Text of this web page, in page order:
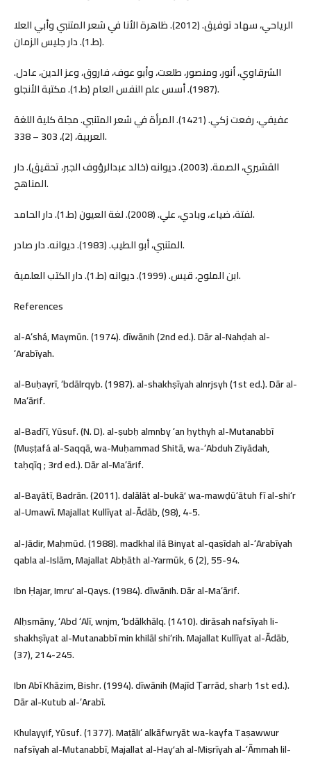
الرياحي، سهاد توفيق. (2012). ظاهرة الأنا في شعر المتنبي وأبي العلا
(ط.1). دار جليس الزمان.
الشرقاوي، أنور، ومنصور، طلعت، وأبو عوف، فاروق، وعز الدين، عادل.
(1987). أسس علم النفس العام (ط.1). مكتبة الأنجلو.
عفيفي، رفعت زكي. (1421). المرأة في شعر المتنبي. مجلة كلية اللغة
العربية، (2)، 303 – 338.
القشيري، الصمة. (2003). ديوانه (خالد عبدالرؤوف الجبر، تحقيق). دار
المناهج.
لفتة، ضياء، وبادي، علي. (2008). لغة العيون (ط.1). دار الحامد.
المتنبي، أبو الطيب. (1983). ديوانه. دار صادر.
ابن الملوح، قيس. (1999). ديوانه (ط.1). دار الكتب العلمية.
References
al-Aʻshá, Maymūn. (1974). dīwānih (2nd ed.). Dār al-Nahḍah al-
ʻArabīyah.
al-Buḥayrī, ʻbdālrqyb. (1987). al-shakhṣīyah alnrjsyh (1st ed.). Dār al-
Maʻārif.
al-Badīʻī, Yūsuf. (N. D). al-ṣubḥ almnby ʻan ḥythyh al-Mutanabbī
(Muṣṭafá al-Saqqā, wa-Muḥammad Shitā, wa-ʻAbduh Ziyādah,
taḥqīq ; 3rd ed.). Dār al-Maʻārif.
al-Bayātī, Badrān. (2011). dalālāt al-bukāʼ wa-mawḍūʻātuh fī al-shiʻr
al-Umawī. Majallat Kullīyat al-Ādāb, (98), 4-5.
al-Jādir, Maḥmūd. (1988). madkhal ilá Binyat al-qaṣīdah al-ʻArabīyah
qabla al-Islām, Majallat Abḥāth al-Yarmūk, 6 (2), 55-94.
Ibn Ḥajar, Imruʼ al-Qays. (1984). dīwānih. Dār al-Maʻārif.
Alḥsmāny, ʻAbd ʻAlī, wnjm, ʻbdālkhālq. (1410). dirāsah nafsīyah li-
shakhṣīyat al-Mutanabbī min khilāl shiʻrih. Majallat Kullīyat al-Ādāb,
(37), 214-245.
Ibn Abī Khāzim, Bishr. (1994). dīwānih (Majīd Ṭarrād, sharḥ 1st ed.).
Dār al-Kutub al-ʻArabī.
Khulayyif, Yūsuf. (1377). Maṭāliʻ alkāfwryāt wa-kayfa Taṣawwur
nafsīyah al-Mutanabbī, Majallat al-Hayʼah al-Miṣrīyah al-ʻĀmmah lil-